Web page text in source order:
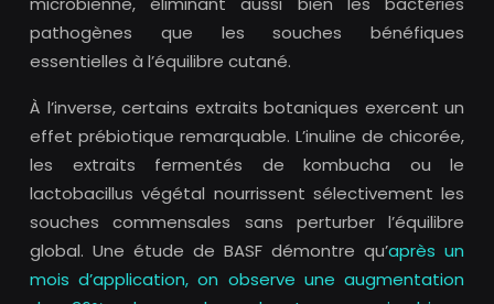
pathogènes que les souches bénéfiques
essentielles à l’équilibre cutané.
À l’inverse, certains extraits botaniques exercent un
effet prébiotique remarquable. L’inuline de chicorée,
les extraits fermentés de kombucha ou le
lactobacillus végétal nourrissent sélectivement les
souches commensales sans perturber l’équilibre
global. Une étude de BASF démontre qu’après un
mois d’application, on observe une augmentation